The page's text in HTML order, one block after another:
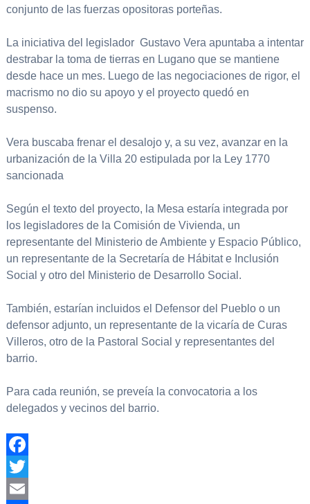
conjunto de las fuerzas opositoras porteñas.
La iniciativa del legislador Gustavo Vera apuntaba a intentar
destrabar la toma de tierras en Lugano que se mantiene
desde hace un mes. Luego de las negociaciones de rigor, el
macrismo no dio su apoyo y el proyecto quedó en
suspenso.
Vera buscaba frenar el desalojo y, a su vez, avanzar en la
urbanización de la Villa 20 estipulada por la Ley 1770
sancionada
Según el texto del proyecto, la Mesa estaría integrada por
los legisladores de la Comisión de Vivienda, un
representante del Ministerio de Ambiente y Espacio Público,
un representante de la Secretaría de Hábitat e Inclusión
Social y otro del Ministerio de Desarrollo Social.
También, estarían incluidos el Defensor del Pueblo o un
defensor adjunto, un representante de la vicaría de Curas
Villeros, otro de la Pastoral Social y representantes del
barrio.
Para cada reunión, se preveía la convocatoria a los
delegados y vecinos del barrio.
Facebook
Twitter